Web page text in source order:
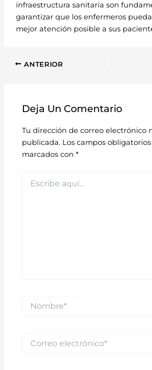
infraestructura sanitaria son
garantizar que los enfermeros
mejor atención posible a sus
ANTERIOR
Deja Un Comentario
Tu dirección de correo electrónico
publicada. Los campos
marcados con*
aquí...
electrónico*